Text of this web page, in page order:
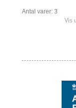
Antal varer: 3
Vis